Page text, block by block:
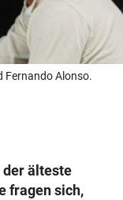
Fernando Alonso.
der älteste
fragen sich,